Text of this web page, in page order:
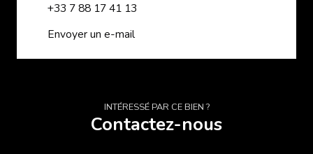
+33 7 88 17 41 13
Envoyer un e-mail
INTÉRESSÉ PAR CE BIEN ?
Contactez-nous